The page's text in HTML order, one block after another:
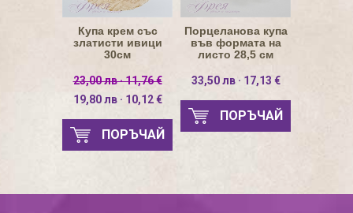
Купа крем със
златисти ивици
30см
23,00 лв · 11,76 €
19,80 лв · 10,12 €
ПОРЪЧАЙ
Порцеланова купа
във формата на
листо 28,5 см
33,50 лв · 17,13 €
ПОРЪЧАЙ